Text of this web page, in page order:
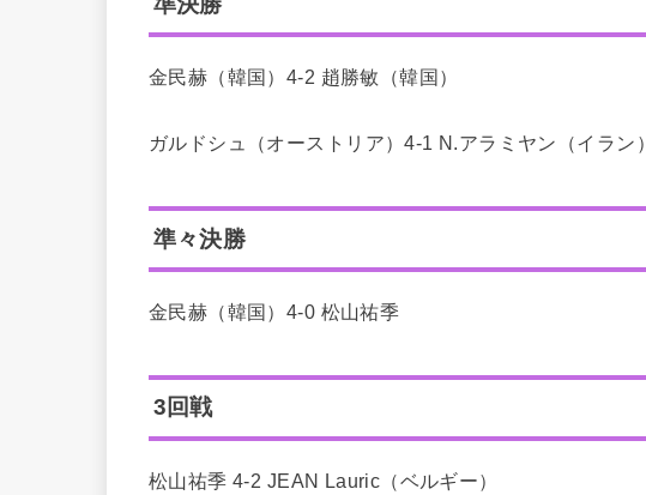
金民赫（韓国）4-2 趙勝敏（韓国）
ガルドシュ（オーストリア）4-1 N.アラミヤン（イラン）
準々決勝
金民赫（韓国）4-0 松山祐季
3回戦
松山祐季 4-2 JEAN Lauric（ベルギー）